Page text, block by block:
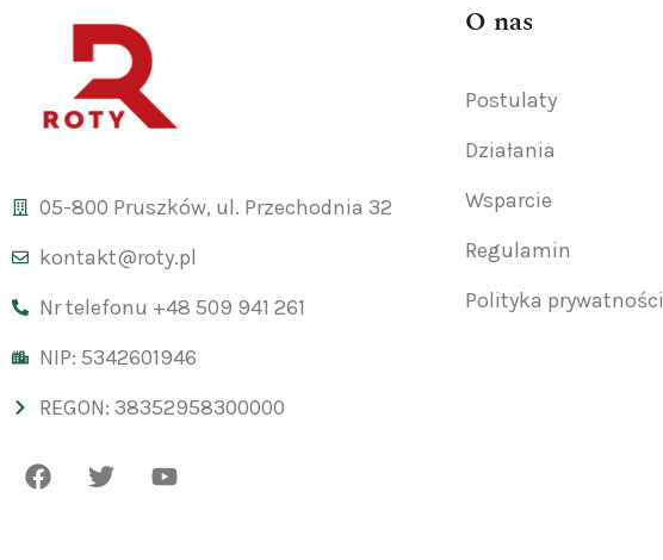
05-800 Pruszków, ul. Przechodnia 32
kontakt@roty.pl
Nr telefonu +48 509 941 261
NIP: 5342601946
REGON: 38352958300000
O nas
Postulaty
Działania
Wsparcie
Regulamin
Polityka prywatności